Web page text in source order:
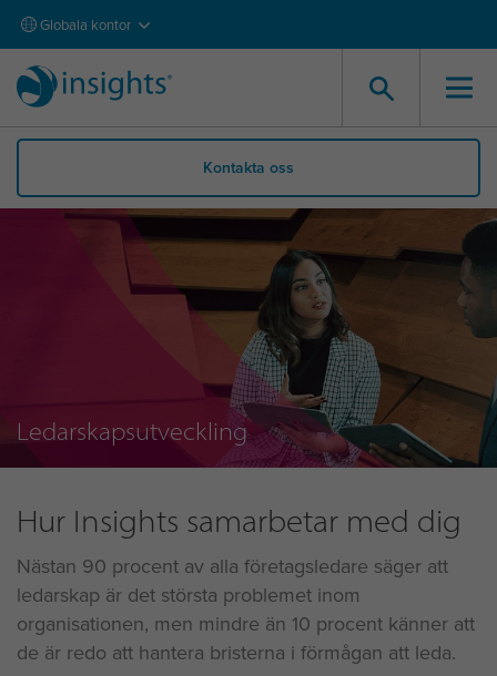
Globala kontor
Kontakta oss
Ledarskapsutveckling
Hur Insights samarbetar med dig
Nästan 90 procent av alla företagsledare säger att
ledarskap är det största problemet inom
organisationen, men mindre än 10 procent känner att
de är redo att hantera bristerna i förmågan att leda.